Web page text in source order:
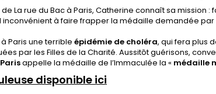
La rue du Bac à Paris, Catherine connaît sa mission
inconvénient à faire frapper la médaille demandée
Paris une terrible épidémie de choléra, qui fera plus
par les Filles de la Charité. Aussitôt guérisons,
appelle la médaille de l’Immaculée la « médaille
disponible ici